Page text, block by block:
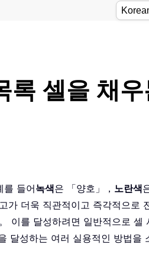
셀을 채
를 들어녹색은 「양호」， 노란색
가 더욱 직관적이고 즉각적으로
이를 달성하려면 일반적으로 셀
달성하는 여러 실용적인 방법을